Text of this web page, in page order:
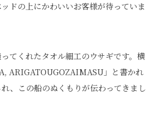
ドの上にかわいいお客様が待っていま
てくれたタオル細工のウサギです。横
ARIGATOUGOZAIMASU」と書かれ
、この船のぬくもりが伝わってきまし